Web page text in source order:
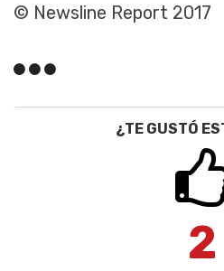
© Newsline Report 2017
¿TE GUSTÓ
2